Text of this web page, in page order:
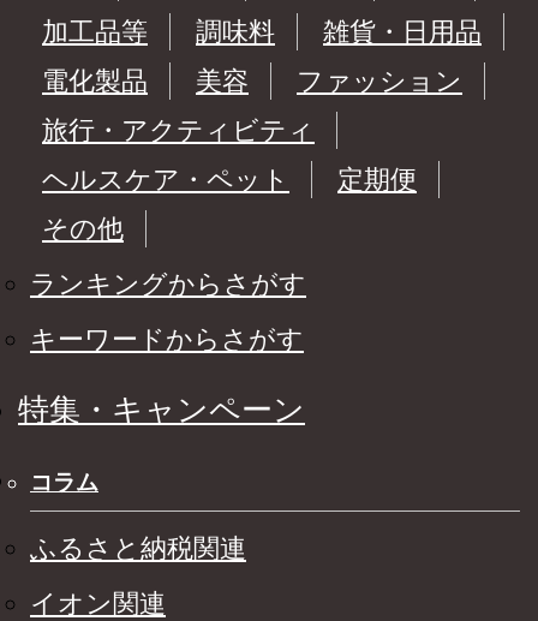
加工品等
調味料
雑貨・日用品
電化製品
美容
ファッション
旅行・アクティビティ
ヘルスケア・ペット
定期便
その他
ランキングからさがす
キーワードからさがす
特集・キャンペーン
コラム
ふるさと納税関連
イオン関連